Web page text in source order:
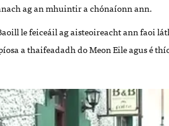
ag an mhuintir a chónaíonn ann.
le feiceáil ag aisteoireacht ann faoi
a thaifeadadh do Meon Eile agus é